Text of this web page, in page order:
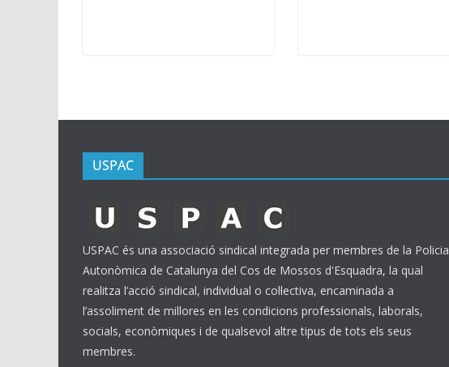
USPAC
USPAC és una associació sindical integrada per membres de la Policia
Autonòmica de Catalunya del Cos de Mossos d'Esquadra, la qual
realitza l’acció sindical, individual o col·lectiva, encaminada a
l’assoliment de millores en les condicions professionals, laborals,
socials, econòmiques i de qualsevol altre tipus de tots els seus
membres.